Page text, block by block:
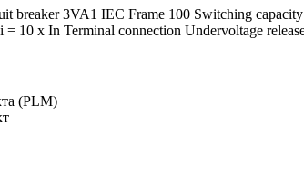
breaker 3VA1 IEC Frame 100 Switching
= 10 x In Terminal connection Undervoltage
(PLM)